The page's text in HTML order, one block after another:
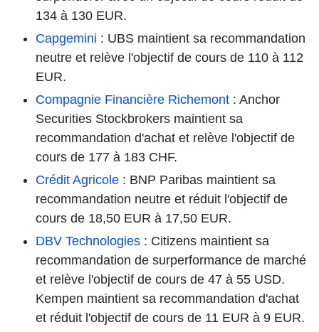
134 à 130 EUR.
Capgemini : UBS maintient sa recommandation
neutre et relève l'objectif de cours de 110 à 112
EUR.
Compagnie Financière Richemont : Anchor
Securities Stockbrokers maintient sa
recommandation d'achat et relève l'objectif de
cours de 177 à 183 CHF.
Crédit Agricole : BNP Paribas maintient sa
recommandation neutre et réduit l'objectif de
cours de 18,50 EUR à 17,50 EUR.
DBV Technologies : Citizens maintient sa
recommandation de surperformance de marché
et relève l'objectif de cours de 47 à 55 USD.
Kempen maintient sa recommandation d'achat
et réduit l'objectif de cours de 11 EUR à 9 EUR.